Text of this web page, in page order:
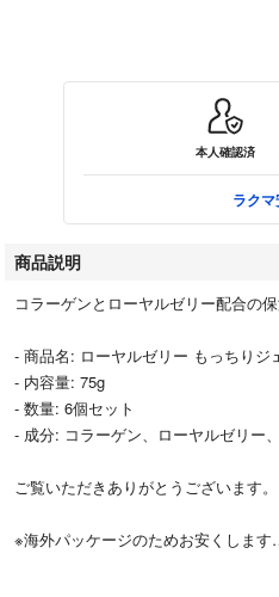
本人確認済
ラク
商品説明
コラーゲンとローヤルゼリー配合の保
- 商品名: ローヤルゼリー もっちりジ
- 内容量: 75g
- 数量: 6個セット
- 成分: コラーゲン、ローヤルゼリー
ご覧いただきありがとうございます。
※海外パッケージのためお安くします